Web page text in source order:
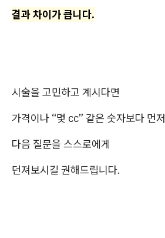
결과 차이가 큽니다.
시술을 고민하고 계시다면
가격이나 “몇 cc” 같은 숫자보다 먼저
다음 질문을 스스로에게
던져보시길 권해드립니다.